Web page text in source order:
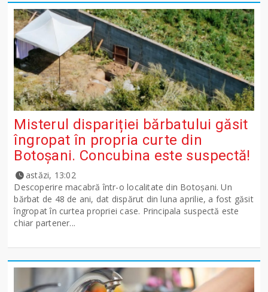
Misterul dispariției bărbatului găsit
îngropat în propria curte din
Botoșani. Concubina este suspectă!
astăzi, 13:02
Descoperire macabră într-o localitate din Botoșani. Un
bărbat de 48 de ani, dat dispărut din luna aprilie, a fost găsit
îngropat în curtea propriei case. Principala suspectă este
chiar partener...